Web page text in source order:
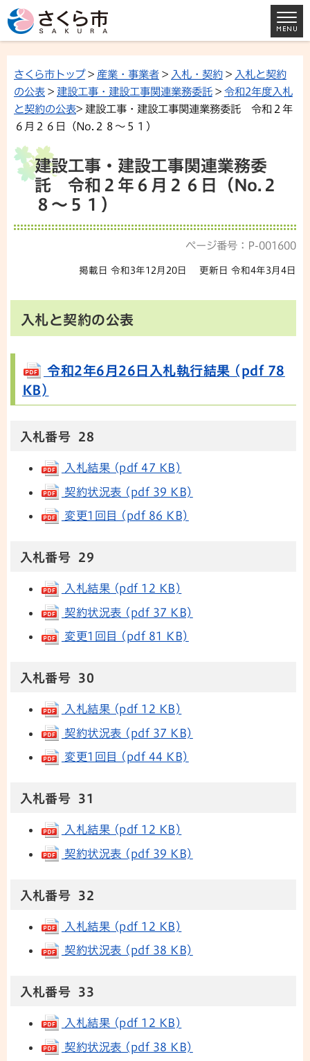
さくら市トップ> 産業・事業者 > 入札・契約 > 入札と契約
の公表 > 建設工事・建設工事関連業務委託 > 令和2年度入札
と契約の公表> 建設工事・建設工事関連業務委託 令和２年
６月２６日（No.２８～５１）
建設工事・建設工事関連業務委
託 令和２年６月２６日（No.２
８～５１）
ページ番号：P-001600
掲載日 令和3年12月20日 更新日 令和4年3月4日
入札と契約の公表
令和2年6月26日入札執行結果 (pdf 78
KB)
入札番号 28
入札結果 (pdf 47 KB)
契約状況表 (pdf 39 KB)
変更1回目 (pdf 86 KB)
入札番号 29
入札結果 (pdf 12 KB)
契約状況表 (pdf 37 KB)
変更1回目 (pdf 81 KB)
入札番号 30
入札結果 (pdf 12 KB)
契約状況表 (pdf 37 KB)
変更1回目 (pdf 44 KB)
入札番号 31
入札結果 (pdf 12 KB)
契約状況表 (pdf 39 KB)
入札番号 32
入札結果 (pdf 12 KB)
契約状況表 (pdf 38 KB)
入札番号 33
入札結果 (pdf 12 KB)
契約状況表 (pdf 38 KB)